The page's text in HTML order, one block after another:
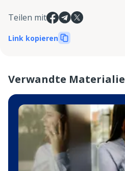
Teilen mit
Link kopieren
Verwandte